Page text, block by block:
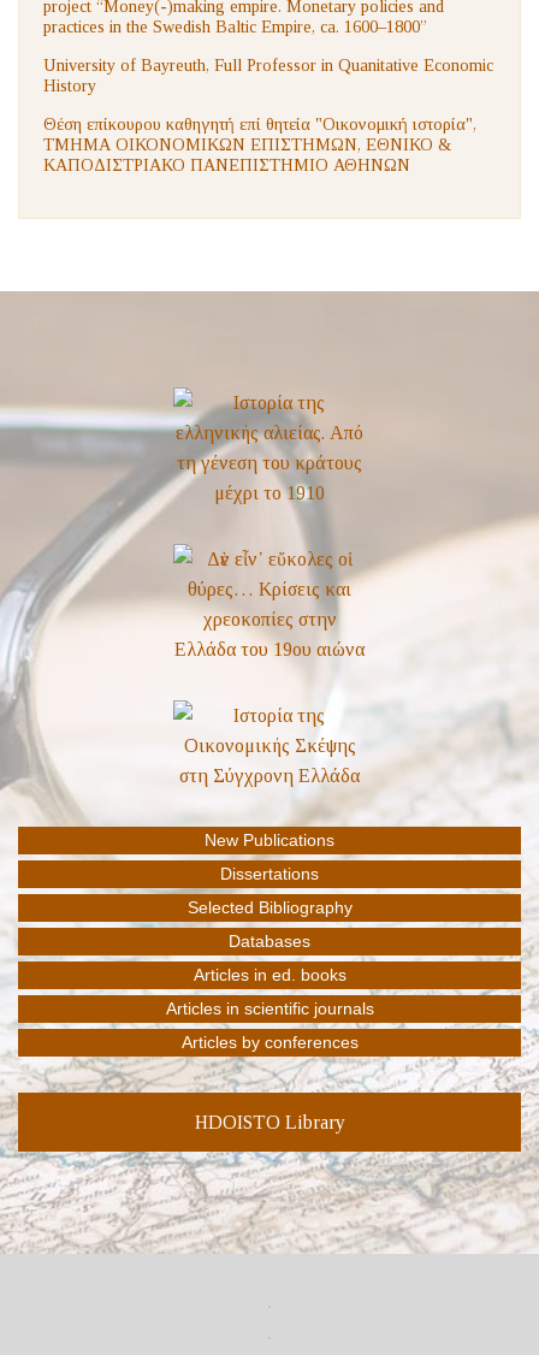
project “Money(-)making empire. Monetary policies and
practices in the Swedish Baltic Empire, ca. 1600–1800”
University of Bayreuth, Full Professor in Quanitative Economic
History
Θέση επίκουρου καθηγητή επί θητεία "Οικονομική ιστορία",
ΤΜΗΜΑ ΟΙΚΟΝΟΜΙΚΩΝ ΕΠΙΣΤΗΜΩΝ, ΕΘΝΙΚΟ &
ΚΑΠΟΔΙΣΤΡΙΑΚΟ ΠΑΝΕΠΙΣΤΗΜΙΟ ΑΘΗΝΩΝ
HDOISTO Library